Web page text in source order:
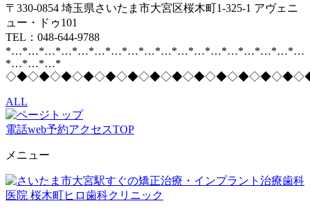
〒330-0854 埼玉県さいたま市大宮区桜木町1-325-1 アヴェニ
ュー・ドゥ101
TEL：048-644-9788
*…*…*…*…*…*…*…*…*…*…*…*…*…*…*…*…*…*…
*…*…*…*
ALL
電話web予約アクセスTOP
メニュー